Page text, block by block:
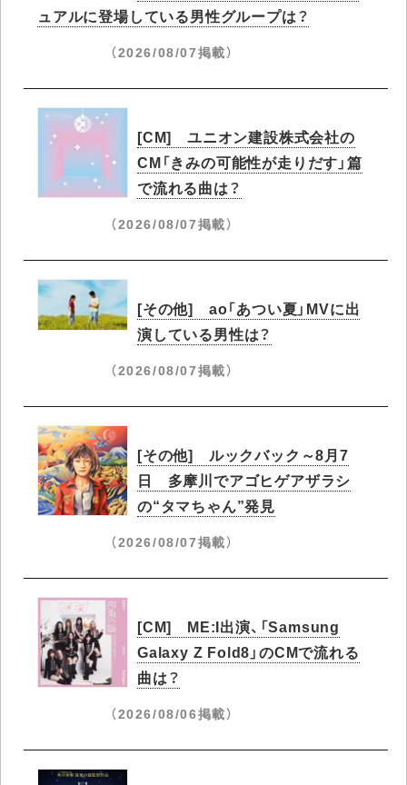
ュアルに登場している男性グループは？
（2026/08/07掲載）
[CM] ユニオン建設株式会社の
CM「きみの可能性が走りだす」篇
で流れる曲は？
（2026/08/07掲載）
[その他] ao「あつい夏」MVに出
演している男性は？
（2026/08/07掲載）
[その他] ルックバック～8月7
日 多摩川でアゴヒゲアザラシ
の“タマちゃん”発見
（2026/08/07掲載）
[CM] ME:I出演、「Samsung
Galaxy Z Fold8」のCMで流れる
曲は？
（2026/08/06掲載）